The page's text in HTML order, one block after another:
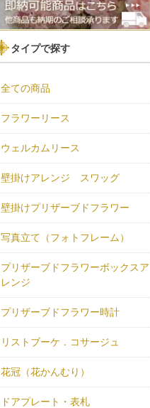
タイプで探す
全ての商品
フラワーリース
ウェルカムリース
壁掛けアレンジ スワッグ
壁掛けプリザーブドフラワー
写真立て（フォトフレーム）
プリザーブドフラワーボックスア
レンジ
プリザーブドフラワー時計
リストブーケ．コサージュ
花冠（花かんむり）
ドアプレート・表札